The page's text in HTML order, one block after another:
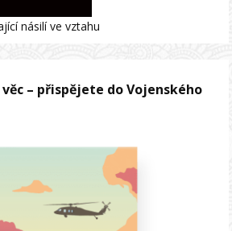
násilí ve vztahu
– přispějete do Vojenského